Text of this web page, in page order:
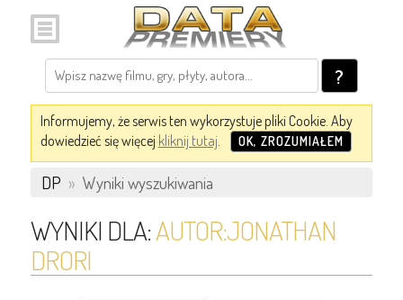
?
Informujemy, że serwis ten wykorzystuje pliki Cookie. Aby
dowiedzieć się więcej kliknij tutaj. OK, ZROZUMIAŁEM
DP » Wyniki wyszukiwania
WYNIKI DLA:AUTOR:JONATHAN
DRORI